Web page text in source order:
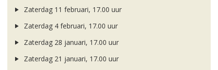
Zaterdag 11 februari, 17.00 uur
Zaterdag 4 februari, 17.00 uur
Zaterdag 28 januari, 17.00 uur
Zaterdag 21 januari, 17.00 uur